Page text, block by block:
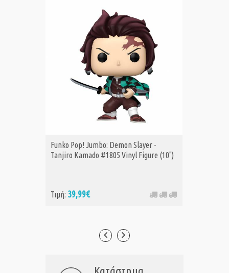
Funko Pop! Jumbo: Demon Slayer -
Tanjiro Kamado #1805 Vinyl Figure (10")
Τιμή: 39,99€